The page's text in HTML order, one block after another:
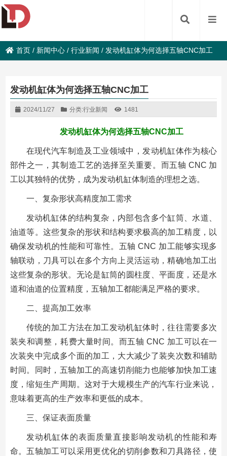
首页 / 新闻中心 /行业新闻 / 发动机缸体为何选择五轴CNC加工
发动机缸体为何选择五轴CNC加工
2024/11/27 分类:行业新闻 1481
发动机缸体为何选择五轴CNC加工
在现代汽车制造及工业领域中，发动机缸体作为核心
部件之一，其制造工艺的选择至关重要。而五轴 CNC 加
工以其独特的优势，成为发动机缸体制造的理想之选。
一、复杂形状高精度加工需求
发动机缸体的结构复杂，内部包含多个缸筒、水道、
油道等。这些复杂的形状和结构要求极高的加工精度，以
确保发动机的性能和可靠性。五轴 CNC 加工能够实现多
轴联动，刀具可以在多个方向上灵活运动，精确地加工出
这些复杂的形状。无论是缸筒的圆柱度、平面度，还是水
道和油道的位置精度，五轴加工都能满足严格的要求。
二、提高加工效率
传统的加工方法在加工发动机缸体时，往往需要多次
装夹和调整，耗费大量时间。而五轴 CNC 加工可以在一
次装夹中完成多个面的加工，大大减少了装夹次数和辅助
时间。同时，五轴加工的高速切削能力也能够加快加工速
度，缩短生产周期。这对于大规模生产的汽车行业来说，
意味着更高的生产效率和更低的成本。
三、保证表面质量
发动机缸体的表面质量直接影响发动机的性能和寿
命。五轴加工可以采用更优化的切削参数和刀具路径，使